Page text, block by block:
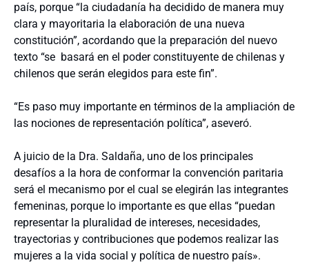
país, porque “la ciudadanía ha decidido de manera muy
clara y mayoritaria la elaboración de una nueva
constitución”, acordando que la preparación del nuevo
texto “se basará en el poder constituyente de chilenas y
chilenos que serán elegidos para este fin”.
“Es paso muy importante en términos de la ampliación de
las nociones de representación política”, aseveró.
A juicio de la Dra. Saldaña, uno de los principales
desafíos a la hora de conformar la convención paritaria
será el mecanismo por el cual se elegirán las integrantes
femeninas, porque lo importante es que ellas “puedan
representar la pluralidad de intereses, necesidades,
trayectorias y contribuciones que podemos realizar las
mujeres a la vida social y política de nuestro país».